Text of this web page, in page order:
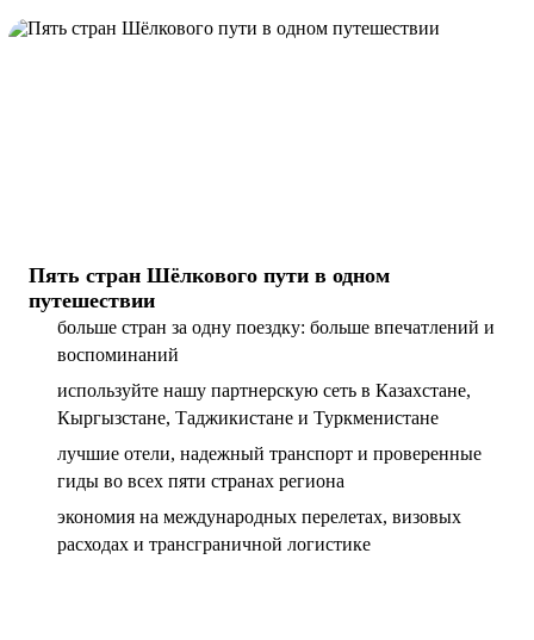
Пять стран Шёлкового пути в одном
путешествии
больше стран за одну поездку: больше впечатлений и
воспоминаний
используйте нашу партнерскую сеть в Казахстане,
Кыргызстане, Таджикистане и Туркменистане
лучшие отели, надежный транспорт и проверенные
гиды во всех пяти странах региона
экономия на международных перелетах, визовых
расходах и трансграничной логистике